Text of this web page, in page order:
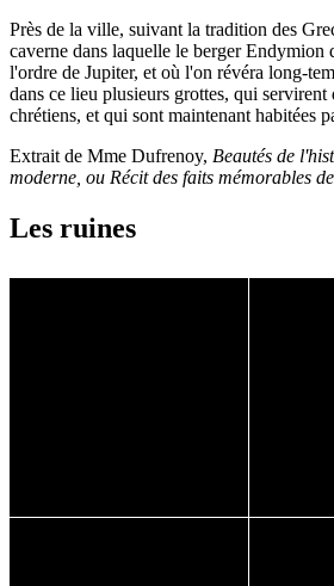
Près de la ville, suivant la tradition des
caverne dans laquelle le berger Endymion
l'ordre de Jupiter, et où l'on révéra long-
dans ce lieu plusieurs grottes, qui servirent
chrétiens, et qui sont maintenant habitées
Extrait de Mme Dufrenoy, Beautés de
moderne, ou Récit des faits mémorables
Les ruines